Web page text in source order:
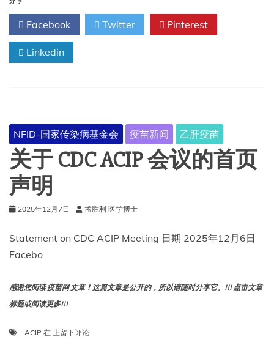
特
·
肯
尼
迪
会
已
排
召
Facebook Twitter Pinterest
Linkedin
NFID-国家传染病基金会 疫苗新闻 乙肝疫苗
关于 CDC ACIP 会议的首页
声明
2025年12月7日 孟胜利 医学博士
Statement on CDC ACIP Meeting 日期 2025年12月6日
Facebo
感谢您阅读 疫苗网 文章！这篇文章是公开的，所以请随时分享它。!!! 点击文章
标题或阅读更多!!!
ACIP 在 关
上留下评论